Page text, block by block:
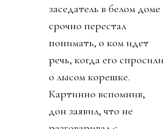
заседатель в белом доме
срочно перестал
понимать, о ком идет
речь, когда его спросили
о лысом корешке.
Картинно вспомнив,
дон заявил, что не